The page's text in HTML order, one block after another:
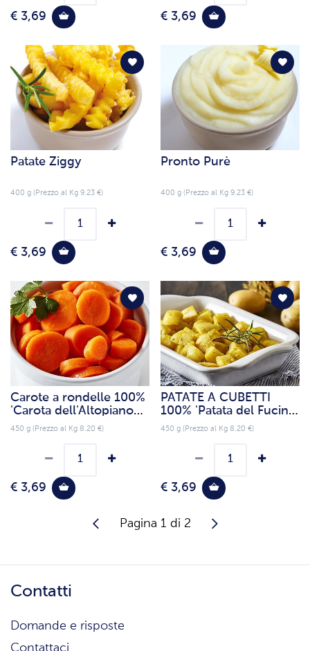
€ 3,69 € 3,69
Patate Ziggy
400 g (Prezzo al Kg 9.23 €)
€ 3,69
Pronto Purè
400 g (Prezzo al Kg 9.23 €)
€ 3,69
Carote a rondelle 100%
'Carota dell'Altopiano
del Fucino IGP'
450 g (Prezzo al Kg 8.20 €)
€ 3,69
PATATE A CUBETTI
100% 'Patata del Fucino
IGP'
450 g (Prezzo al Kg 8.20 €)
€ 3,69
Pagina 1 di 2
Contatti
Domande e risposte
Contattaci